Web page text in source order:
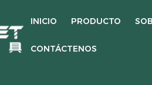
INICIO PRODUCTO
CONTÁCTENOS